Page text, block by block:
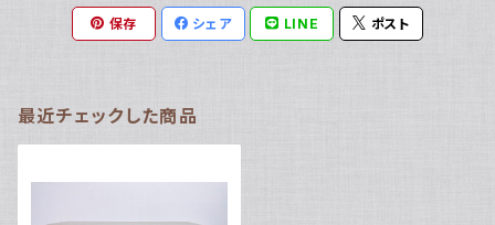
保存 シェア LINE ポスト
最近チェックした商品